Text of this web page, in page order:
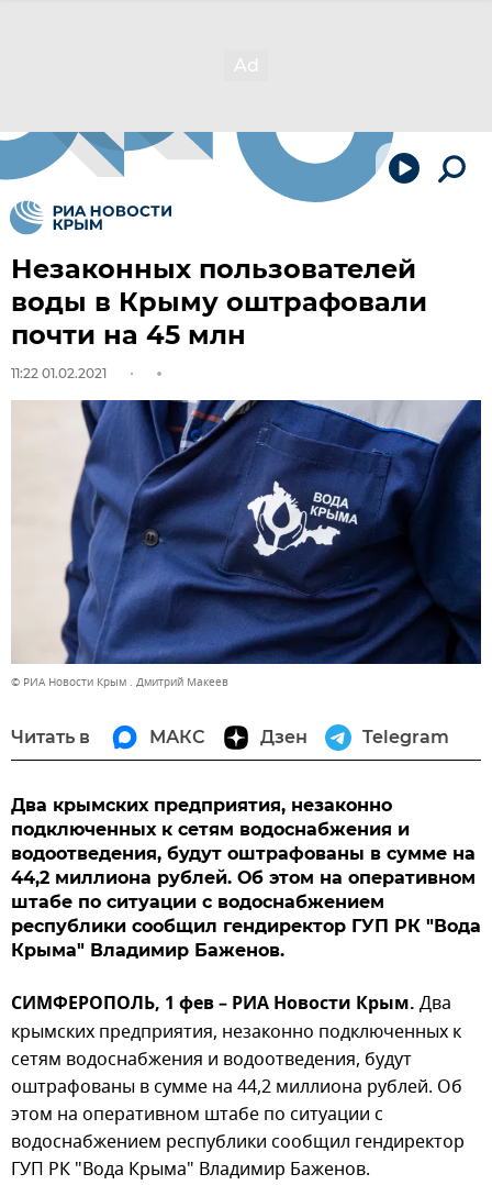
Незаконных пользователей
воды в Крыму оштрафовали
почти на 45 млн
11:22 01.02.2021
© РИА Новости Крым . Дмитрий Макеев
Читать в МАКС Дзен Telegram
Два крымских предприятия, незаконно
подключенных к сетям водоснабжения и
водоотведения, будут оштрафованы в сумме на
44,2 миллиона рублей. Об этом на оперативном
штабе по ситуации с водоснабжением
республики сообщил гендиректор ГУП РК "Вода
Крыма" Владимир Баженов.
СИМФЕРОПОЛЬ, 1 фев – РИА Новости Крым. Два
крымских предприятия, незаконно подключенных к
сетям водоснабжения и водоотведения, будут
оштрафованы в сумме на 44,2 миллиона рублей. Об
этом на оперативном штабе по ситуации с
водоснабжением республики сообщил гендиректор
ГУП РК "Вода Крыма" Владимир Баженов.